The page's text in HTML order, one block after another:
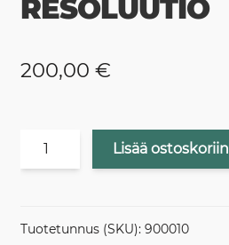
RESOLUUTIO
200,00 €
Hintaluokka
määrä
Lisää ostoskoriin
Tuotetunnus (SKU): 900010